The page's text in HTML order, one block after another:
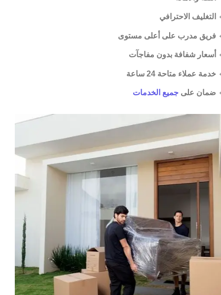
التغليف الاحترافي
فريق مدرب على أعلى مستوى
أسعار شفافة بدون مفاجآت
خدمة عملاء متاحة 24 ساعة
ضمان على جميع الخدمات